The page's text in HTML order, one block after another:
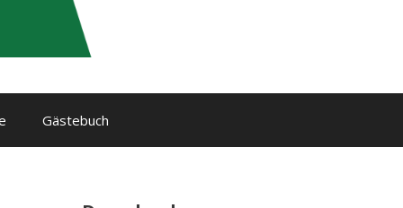
Gästebuch